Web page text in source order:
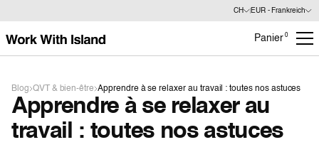
CH EUR - Frankreich
Panier 0
Blog QVT & bien-être Apprendre à se relaxer au travail : toutes nos astuces
Apprendre à se relaxer au
travail : toutes nos astuces